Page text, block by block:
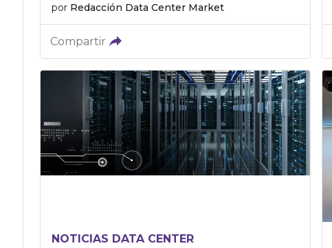
por Redacción Data Center Market
Compartir
NOTICIAS DATA CENTER